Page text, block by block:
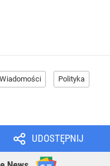
Wiadomości Polityka
UDOSTĘPNIJ